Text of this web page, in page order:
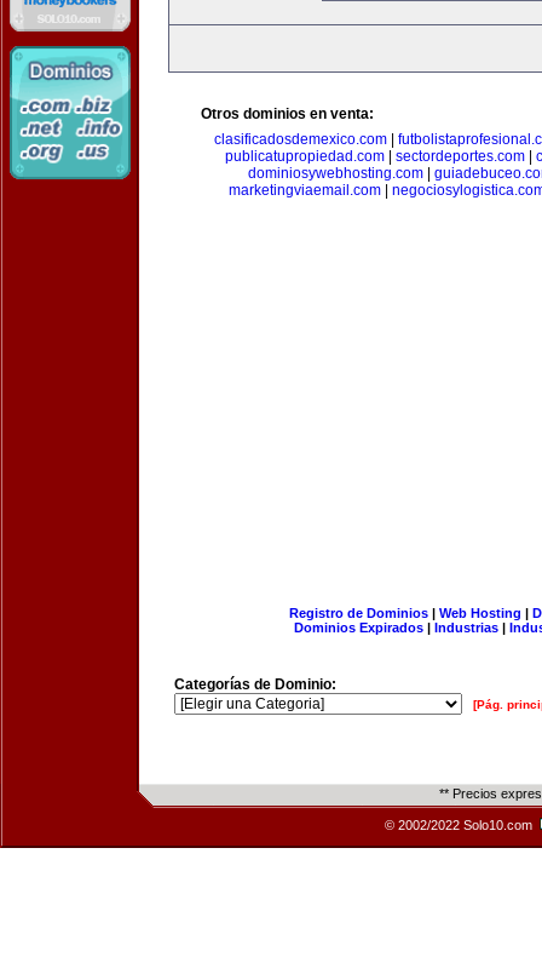
Otros dominios en venta:
clasificadosdemexico.com|
publicatupropiedad.com
sectordeportes.com
dominiosywebhosting.com|
marketingviaemail.com|
Registro de Dominios| Web Hosting |
Dominios Expirados | Industrias |
Categorías de Dominio:
[Pág.
** Precios
© 2002/2022 Solo10.com